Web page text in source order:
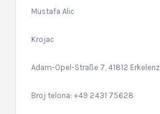
Mustafa Alic
Krojac
Adam-Opel-Straße 7, 41812 Erkelenz
Broj telona: +49 2431 75628